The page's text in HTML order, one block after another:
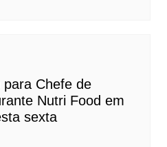
Chefe de
Nutri Food em
sexta